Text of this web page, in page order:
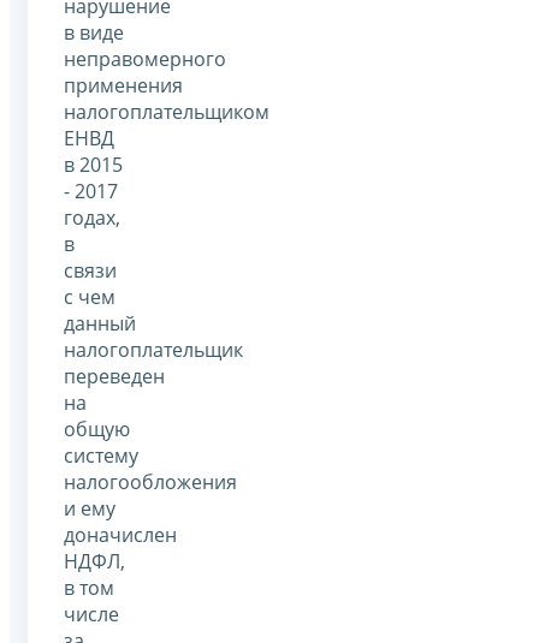
нарушение
в виде
неправомерного
применения
налогоплательщиком
ЕНВД
в 2015
- 2017
годах,
в
связи
с чем
данный
налогоплательщик
переведен
на
общую
систему
налогообложения
и ему
доначислен
НДФЛ,
в том
числе